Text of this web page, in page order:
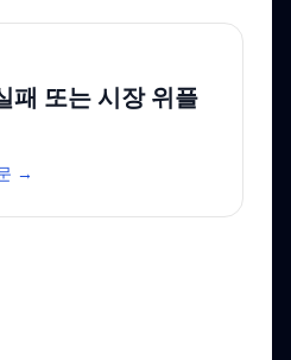
패 또는 시장 위플
→